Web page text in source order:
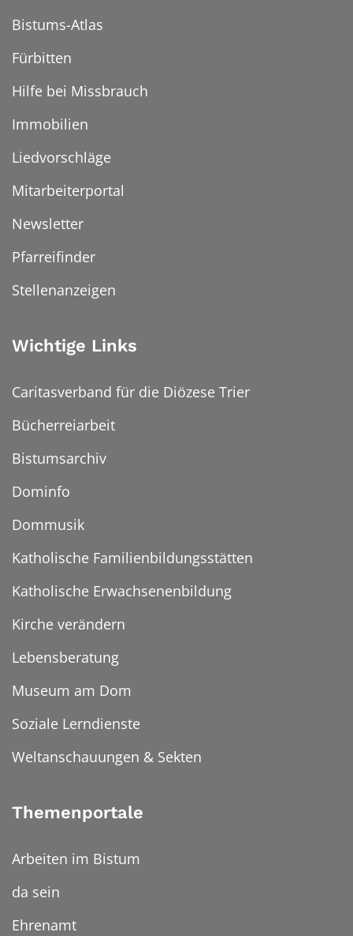
Bistums-Atlas
Fürbitten
Hilfe bei Missbrauch
Immobilien
Liedvorschläge
Mitarbeiterportal
Newsletter
Pfarreifinder
Stellenanzeigen
Wichtige Links
Caritasverband für die Diözese Trier
Bücherreiarbeit
Bistumsarchiv
Dominfo
Dommusik
Katholische Familienbildungsstätten
Katholische Erwachsenenbildung
Kirche verändern
Lebensberatung
Museum am Dom
Soziale Lerndienste
Weltanschauungen & Sekten
Themenportale
Arbeiten im Bistum
da sein
Ehrenamt